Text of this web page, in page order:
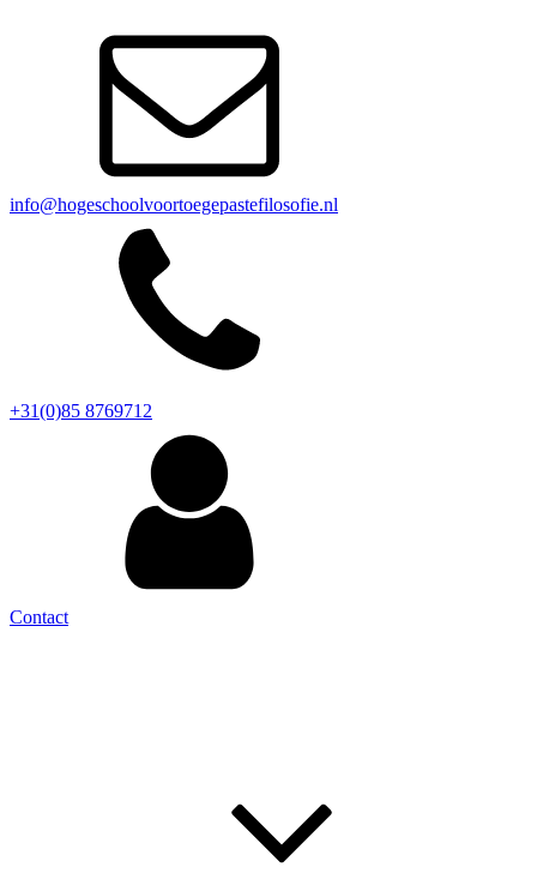
info@hogeschoolvoortoegepastefilosofie.nl
+31(0)85 8769712
Contact